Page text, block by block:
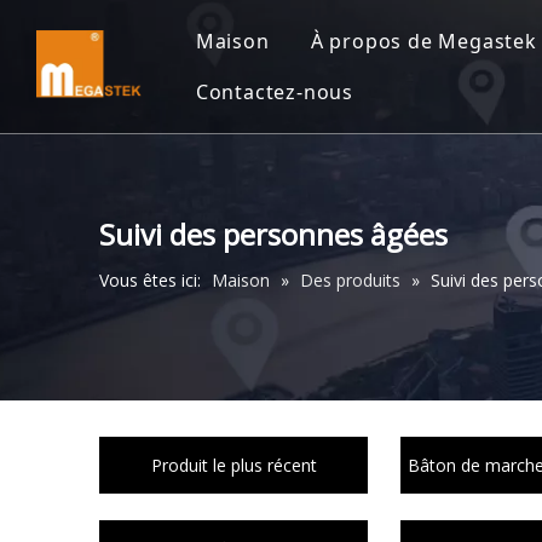
Maison À propos de Megastek
Contactez-nous
Suivi des personnes âgées
Vous êtes ici: Maison » Des produits » Suivi des
Produit le plus récent Bâton de